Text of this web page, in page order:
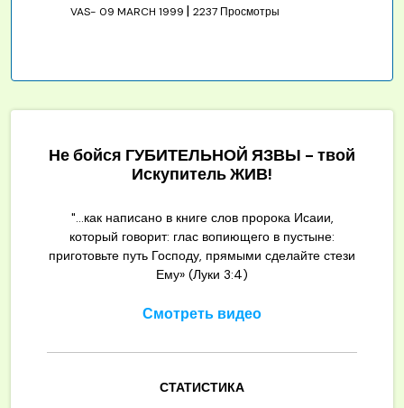
VAS- 09 MARCH 1999 | 2237 Просмотры
Не бойся ГУБИТЕЛЬНОЙ ЯЗВЫ - твой
Искупитель ЖИВ!
"...как написано в книге слов пророка Исаии,
который говорит: глас вопиющего в пустыне:
приготовьте путь Господу, прямыми сделайте стези
Ему» (Луки 3:4)
Смотреть видео
СТАТИСТИКА